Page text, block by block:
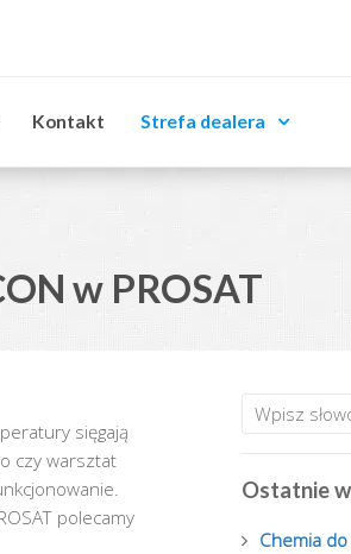
Kontakt Strefa dealera
w PROSAT
sięgają
czy warsztat
polecamy
Ostatnie
Chemia